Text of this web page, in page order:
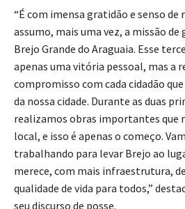
“É com imensa gratidão e senso de
assumo, mais uma vez, a missão
Brejo Grande do Araguaia. Esse
apenas uma vitória pessoal, mas a
compromisso com cada cidadão
da nossa cidade. Durante as duas
realizamos obras importantes que
local, e isso é apenas o começo.
trabalhando para levar Brejo ao
merece, com mais infraestrutura,
qualidade de vida para todos,”
seu discurso de posse.